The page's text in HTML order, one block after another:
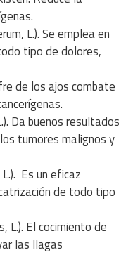
L.). Se emplea en
tipo de dolores,
de los ajos combate
Da buenos resultados
tumores malignos y
Es un eficaz
de todo tipo
L.). El cocimiento de
las llagas